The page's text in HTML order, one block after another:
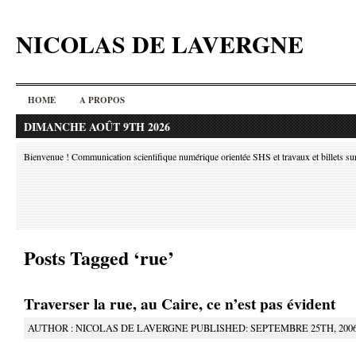
NICOLAS DE LAVERGNE
HOME A PROPOS
DIMANCHE AOÛT 9TH 2026
Bienvenue ! Communication scientifique numérique orientée SHS et travaux et billets
Posts Tagged ‘rue’
Traverser la rue, au Caire, ce n’est pas évident
AUTHOR : NICOLAS DE LAVERGNE PUBLISHED: SEPTEMBRE 25TH,